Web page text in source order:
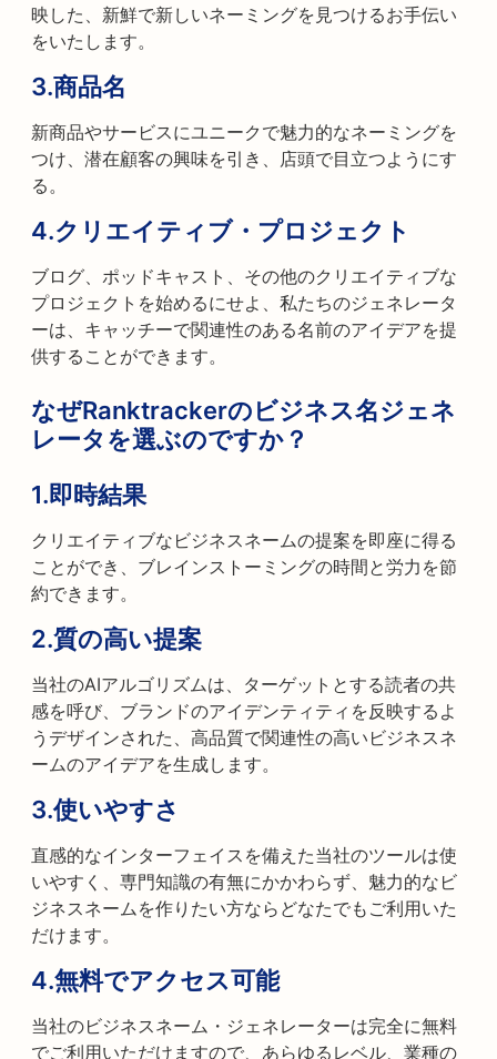
映した、新鮮で新しいネーミングを見つけるお手伝い
をいたします。
3.商品名
新商品やサービスにユニークで魅力的なネーミングを
つけ、潜在顧客の興味を引き、店頭で目立つようにす
る。
4.クリエイティブ・プロジェクト
ブログ、ポッドキャスト、その他のクリエイティブな
プロジェクトを始めるにせよ、私たちのジェネレータ
ーは、キャッチーで関連性のある名前のアイデアを提
供することができます。
なぜRanktrackerのビジネス名ジェネ
レータを選ぶのですか？
1.即時結果
クリエイティブなビジネスネームの提案を即座に得る
ことができ、ブレインストーミングの時間と労力を節
約できます。
2.質の高い提案
当社のAIアルゴリズムは、ターゲットとする読者の共
感を呼び、ブランドのアイデンティティを反映するよ
うデザインされた、高品質で関連性の高いビジネスネ
ームのアイデアを生成します。
3.使いやすさ
直感的なインターフェイスを備えた当社のツールは使
いやすく、専門知識の有無にかかわらず、魅力的なビ
ジネスネームを作りたい方ならどなたでもご利用いた
だけます。
4.無料でアクセス可能
当社のビジネスネーム・ジェネレーターは完全に無料
でご利用いただけますので、あらゆるレベル、業種の